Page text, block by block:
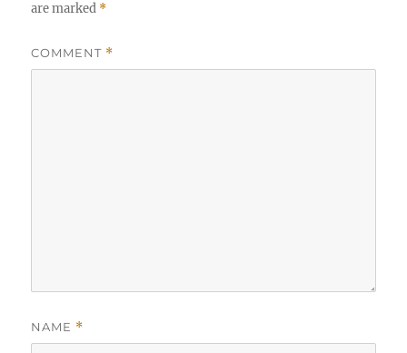
are marked *
COMMENT *
NAME *